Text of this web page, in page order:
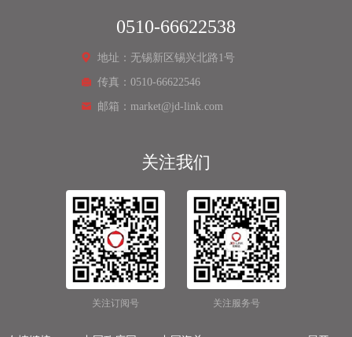
0510-66622538
地址：无锡新区锡兴北路1号
传真：0510-66622546
邮箱：market@jd-link.com
关注我们
关注订阅号 关注服务号